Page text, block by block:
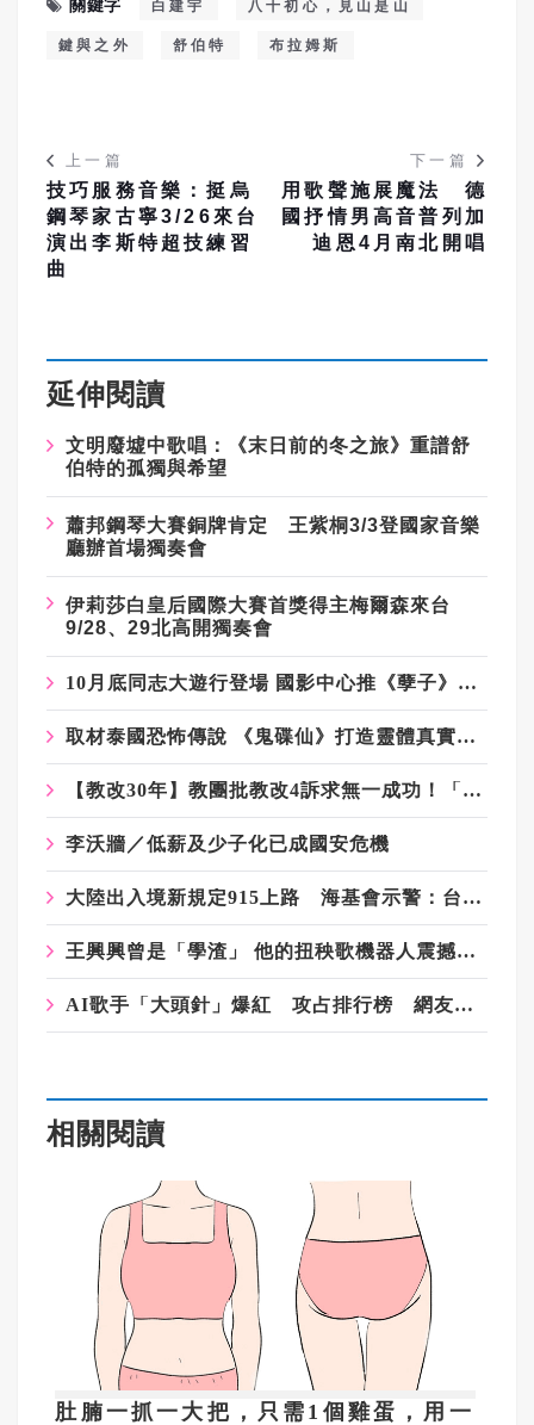
關鍵字 白建宇 八十初心，見山是山
鍵與之外 舒伯特 布拉姆斯
上一篇
技巧服務音樂：挺烏
鋼琴家古寧3/26來台
演出李斯特超技練習
曲
下一篇
用歌聲施展魔法 德
國抒情男高音普列加
迪恩4月南北開唱
延伸閱讀
文明廢墟中歌唱：《末日前的冬之旅》重譜舒
伯特的孤獨與希望
蕭邦鋼琴大賽銅牌肯定 王紫桐3/3登國家音樂
廳辦首場獨奏會
伊莉莎白皇后國際大賽首獎得主梅爾森來台
9/28、29北高開獨奏會
10月底同志大遊行登場 國影中心推《孽子》數位修復版首映
取材泰國恐怖傳說 《鬼碟仙》打造靈體真實壓迫感
【教改30年】教團批教改4訴求無一成功！「廣設高中大學」最糟糕
李沃牆／低薪及少子化已成國安危機
大陸出入境新規定915上路 海基會示警：台商也可能受影響
王興興曾是「學渣」 他的扭秧歌機器人震撼了科技界
AI歌手「大頭針」爆紅 攻占排行榜 網友問：音樂人怎麼活？
相關閱讀
肚腩一抓一大把，只需1個雞蛋，用一